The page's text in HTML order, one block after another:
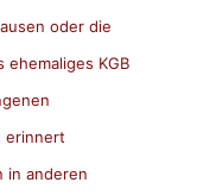
oder die
KGB
erinnert
in anderen